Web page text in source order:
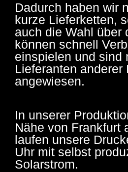
Dadurch haben wir
kurze Lieferketten,
auch die Wahl über
können schnell
einspielen und sind
Lieferanten anderer
angewiesen.
In unserer
Nähe von Frankfurt
laufen unsere
Uhr mit selbst
Solarstrom.